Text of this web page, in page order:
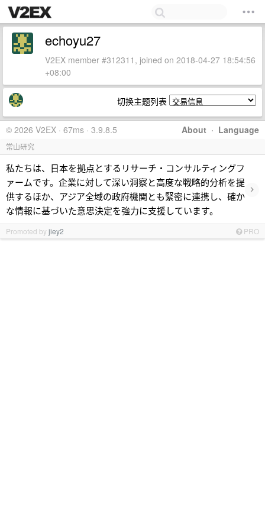
echoyu27
V2EX member #312311, joined on 2018-04-27 18:54:56
+08:00
切换主题列表
About · Language
© 2026 V2EX · 67ms · 3.9.8.5
常山研究
私たちは、日本を拠点とするリサーチ・コンサルティングフ
ァームです。企業に対して深い洞察と高度な戦略的分析を提
供するほか、アジア全域の政府機関とも緊密に連携し、確か
な情報に基づいた意思決定を強力に支援しています。
›
Promoted byjiey2 PRO